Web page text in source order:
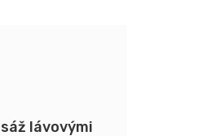
lávovými